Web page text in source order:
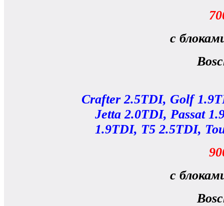
с
Crafter 2.5TDI, Golf
Jetta 2.0TDI, Passat
1.9TDI, T5 2.5TDI,
с